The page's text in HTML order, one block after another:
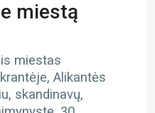
miestą
miestas
Alikantės
skandinavų,